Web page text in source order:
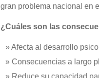
gran problema nacional en
¿Cuáles son las
Afecta al desarrollo
Consecuencias a largo
Reduce su capacidad